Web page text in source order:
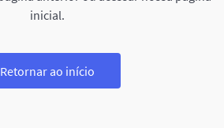
inicial.
Retornar ao início